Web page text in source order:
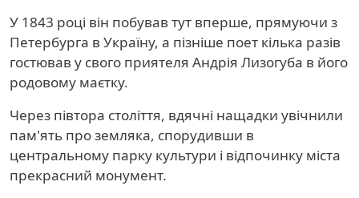
У 1843 році він побував тут вперше, прямуючи з
Петербурга в Україну, а пізніше поет кілька разів
гостював у свого приятеля Андрія Лизогуба в його
родовому маєтку.
Через півтора століття, вдячні нащадки увічнили
пам'ять про земляка, спорудивши в
центральному парку культури і відпочинку міста
прекрасний монумент.